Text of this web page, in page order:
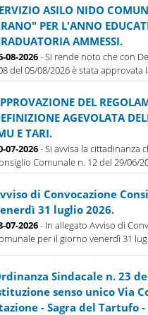
ASILO NIDO
PER L'ANNO
AMMESSI.
08-2026- Si rende noto che con
del 05/08/2026 è stata approvata
DEL
AGEVOLATA
E TARI.
07-2026- Si avvisa la cittadinanza
Comunale n. 12 del 29/06/
di Convocazione
31 luglio 2026.
07-2026- In allegato Avviso di
per il giorno venerdì 31
Sindacale n. 23
senso unico Via
- Sagra del Tartufo